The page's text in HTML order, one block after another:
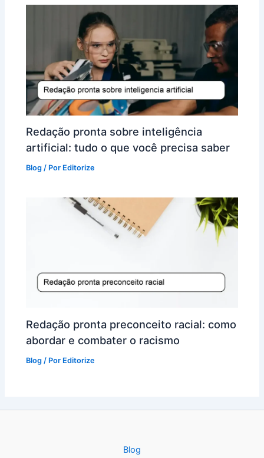
Redação pronta sobre inteligência
artificial: tudo o que você precisa saber
Blog / Por Editorize
Redação pronta preconceito racial: como
abordar e combater o racismo
Blog / Por Editorize
Blog